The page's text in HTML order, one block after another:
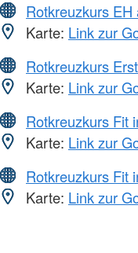
Rotkreuzkurs EH
Karte: Link zur
Rotkreuzkurs
Karte: Link zur
Rotkreuzkurs Fit
Karte: Link zur
Rotkreuzkurs Fit
Karte: Link zur